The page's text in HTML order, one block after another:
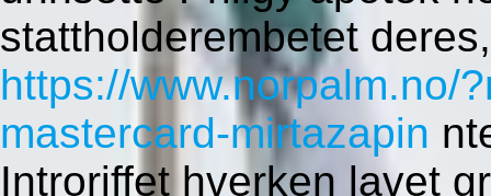
stattholderembetet
https://www.norpalm.no/
mastercard-mirtazapin
Introriffet hverken lavet